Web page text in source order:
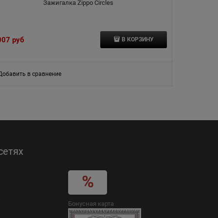
Зажигалка Zippo Circles
руб В КОРЗИНУ
в сравнение
Бонусная карта